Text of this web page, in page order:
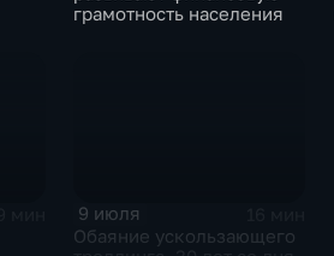
грамотность населения
9 июля
Обаяние ускользающего